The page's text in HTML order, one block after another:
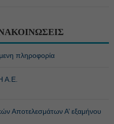
πληροφορία
Α.Ε.
Αποτελεσμάτων Α’ εξαμήνου